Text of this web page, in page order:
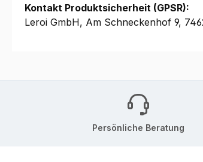
Kontakt Produktsicherheit (GPSR):
Leroi GmbH, Am Schneckenhof 9,
Persönliche Beratung